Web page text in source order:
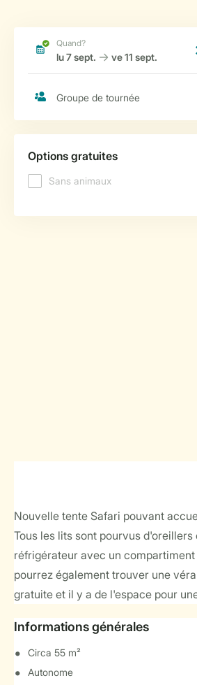
Nouvelle tente Safari pouvant
Tous les lits sont pourvus
réfrigérateur avec un
pourrez également trouver une
gratuite et il y a de l'espace pour
Informations générales
Circa 55 m²
Autonome